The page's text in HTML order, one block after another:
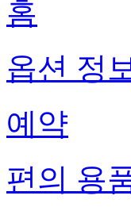
홈
옵션 정
예약
편의 용